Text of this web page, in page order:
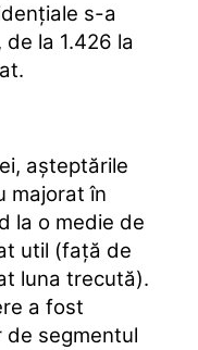
s-a
la 1.426 la
așteptările
majorat în
la o medie de
util (față de
luna trecută).
a fost
de segmentul